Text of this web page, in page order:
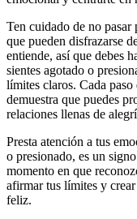
Ten cuidado de no
que pueden disfrazarse
entiende, así que debes
sientes agotado o
límites claros. Cada paso
demuestra que puedes
relaciones llenas de
Presta atención a tus
o presionado, es un
momento en que
afirmar tus límites y
feliz.